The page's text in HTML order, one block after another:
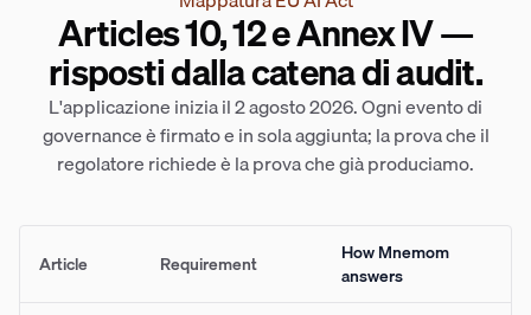
Articles 10, 12 e Annex IV —
risposti dalla catena di audit.
L'applicazione inizia il 2 agosto 2026. Ogni evento di
governance è firmato e in sola aggiunta; la prova che il
regolatore richiede è la prova che già produciamo.
Article Requirement
How Mnemom
answers